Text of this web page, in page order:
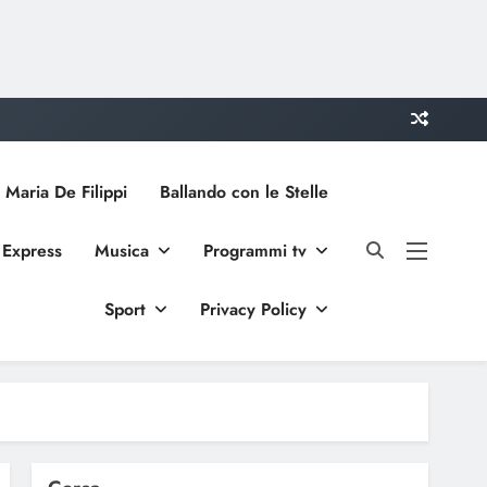
De Filippi Ballando con le Stelle
Musica Programmi tv
Sport Privacy Policy